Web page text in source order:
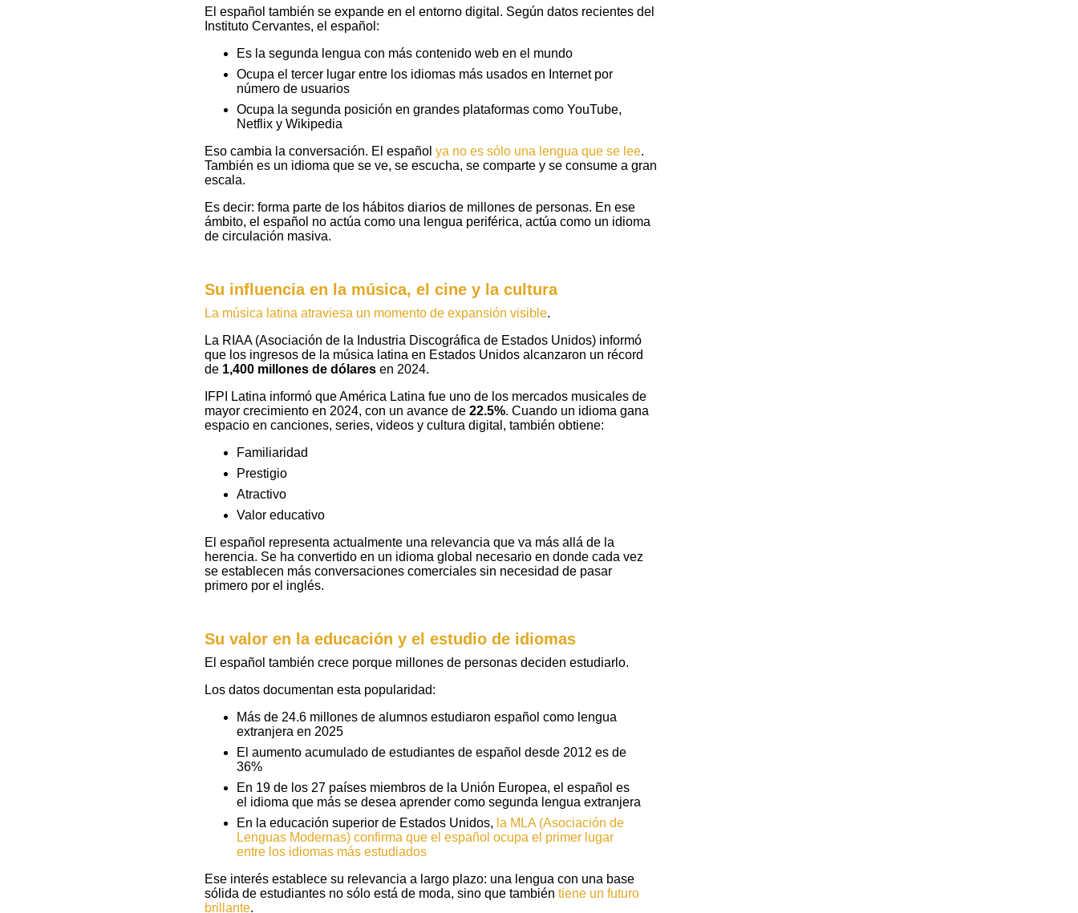
El español también se expande en el entorno digital. Según datos recientes del
Instituto Cervantes, el español:
Es la segunda lengua con más contenido web en el mundo
Ocupa el tercer lugar entre los idiomas más usados en Internet por
número de usuarios
Ocupa la segunda posición en grandes plataformas como YouTube,
Netflix y Wikipedia
Eso cambia la conversación. El españolya no es sólo una lengua que se lee.
También es un idioma que se ve, se escucha, se comparte y se consume a gran
escala.
Es decir: forma parte de los hábitos diarios de millones de personas. En ese
ámbito, el español no actúa como una lengua periférica, actúa como un idioma
de circulación masiva.
Su influencia en la música, el cine y la cultura
La música latina atraviesa un momento de expansión visible.
La RIAA (Asociación de la Industria Discográfica de Estados Unidos) informó
que los ingresos de la música latina en Estados Unidos alcanzaron un récord
de 1,400 millones de dólares en 2024.
IFPI Latina informó que América Latina fue uno de los mercados musicales de
mayor crecimiento en 2024, con un avance de22.5%. Cuando un idioma gana
espacio en canciones, series, videos y cultura digital, también obtiene:
Familiaridad
Prestigio
Atractivo
Valor educativo
El español representa actualmente una relevancia que va más allá de la
herencia. Se ha convertido en un idioma global necesario en donde cada vez
se establecen más conversaciones comerciales sin necesidad de pasar
primero por el inglés.
Su valor en la educación y el estudio de idiomas
El español también crece porque millones de personas deciden estudiarlo.
Los datos documentan esta popularidad:
Más de 24.6 millones de alumnos estudiaron español como lengua
extranjera en 2025
El aumento acumulado de estudiantes de español desde 2012 es de
36%
En 19 de los 27 países miembros de la Unión Europea, el español es
el idioma que más se desea aprender como segunda lengua extranjera
En la educación superior de Estados Unidos, la MLA (Asociación de
Lenguas Modernas) confirma que el español ocupa el primer lugar
entre los idiomas más estudiados
Ese interés establece su relevancia a largo plazo: una lengua con una base
sólida de estudiantes no sólo está de moda, sino que tambiéntiene un futuro
brillante.